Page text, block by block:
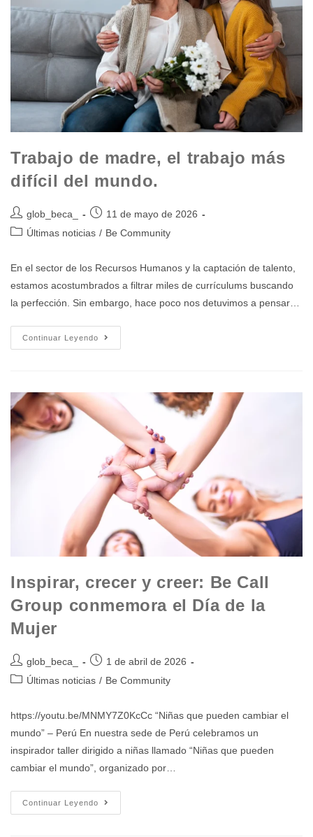
Trabajo de madre, el trabajo más
difícil del mundo.
glob_beca_
11 de mayo de 2026
Últimas noticias / Be Community
En el sector de los Recursos Humanos y la captación de talento,
estamos acostumbrados a filtrar miles de currículums buscando
la perfección. Sin embargo, hace poco nos detuvimos a pensar…
Continuar Leyendo
Inspirar, crecer y creer: Be Call
Group conmemora el Día de la
Mujer
glob_beca_
1 de abril de 2026
Últimas noticias / Be Community
https://youtu.be/MNMY7Z0KcCc “Niñas que pueden cambiar el
mundo” – Perú En nuestra sede de Perú celebramos un
inspirador taller dirigido a niñas llamado “Niñas que pueden
cambiar el mundo”, organizado por…
Continuar Leyendo